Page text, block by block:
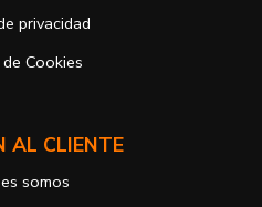
la política de privacidad de
el siguiente enlace:
privacidad
Cookies
AL CLIENTE
somos